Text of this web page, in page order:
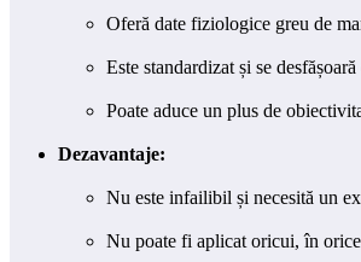
Oferă date fiziologice greu de
Este standardizat și se
Poate aduce un plus de
Dezavantaje:
Nu este infailibil și necesită un
Nu poate fi aplicat oricui, în